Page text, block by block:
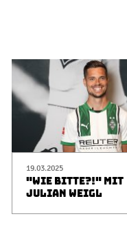
19.03.2025
"WIE BITTE?!" MIT
JULIAN WEIGL